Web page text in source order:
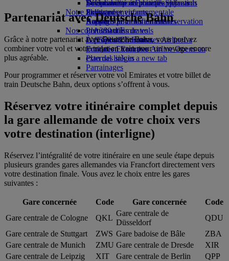
Boissons
Notre flotte
Boeing 777
L’A380 d’Emirates
L’A350 d’Emirates
Emirates Executive
Plan des sièges
Divertissements pour les enfants
Jouets pour enfants
Activités pour les enfants
La durabilité en pratique
Politique environnementale
Rapports environnementaux
Nos communautés
La Fondation Emirates AirlineLa
Fondation Emirates Airline Opens an
external link in a new tab
Parrainages
Se connecter à Emirates Skywards
Skywards+
Téléphone portable et l'application
Emirates
Annuler ou modifier une réservation
Perturbations de vols
À propos d’Emirates
Partenariat avec Deutsche Bahn
Grâce à notre partenariat avec Deutsche Bahn, vous pouvez
combiner votre vol et votre trajet en train pour un voyage encore
plus agréable.
Pour programmer et réserver votre vol Emirates et votre billet de
train Deutsche Bahn, deux options s’offrent à vous.
Réservez votre itinéraire complet depuis
la gare allemande de votre choix vers
votre destination (interligne)
Réservez l’intégralité de votre itinéraire en une seule étape depuis
plusieurs grandes gares allemandes via Francfort directement vers
votre destination finale. Vous avez le choix entre les gares
suivantes :
Gare concernée Code Gare concernée
Code
Gare centrale de Cologne
QKL
Gare centrale de
Düsseldorf
QDU
Gare centrale de Stuttgart
ZWS Gare badoise de Bâle
ZBA
Gare centrale de Munich
ZMU Gare centrale de Dresde
XIR
Gare centrale de Leipzig
XIT Gare centrale de Berlin
QPP